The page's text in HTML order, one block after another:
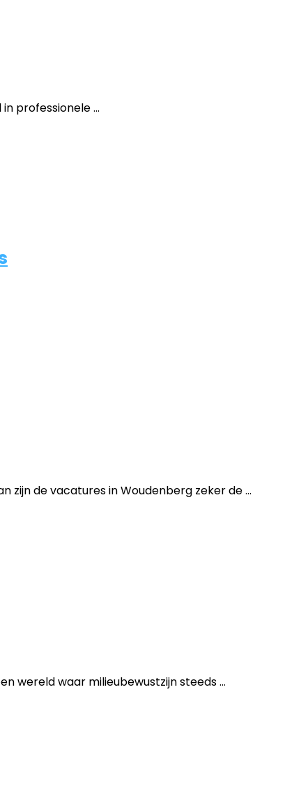
professionele ...
de vacatures in Woudenberg zeker de ...
wereld waar milieubewustzijn steeds ...